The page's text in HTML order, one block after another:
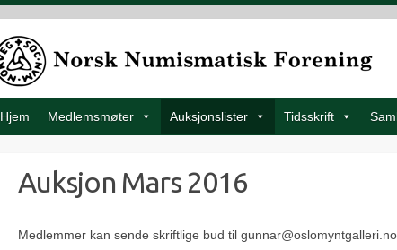
Hjem Medlemsmøter Auksjonslister Tidsskrift
Auksjon Mars 2016
Medlemmer kan sende skriftlige bud til